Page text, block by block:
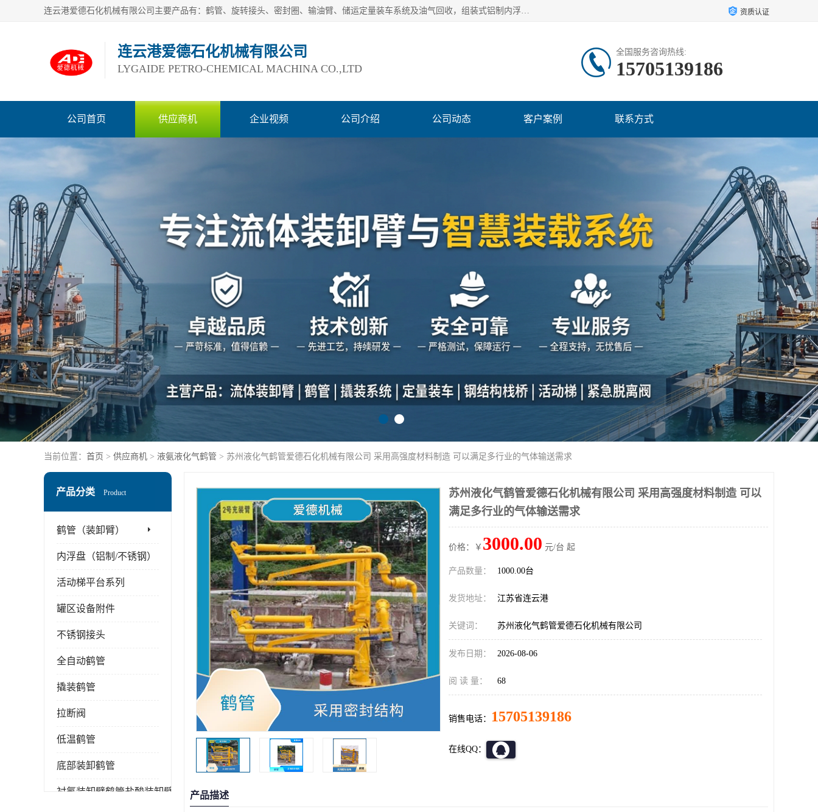
连云港爱德石化机械有限公司主要产品有：鹤管、旋转接头、密封圈、输油臂、储运定量装车系统及油气回收，组装式铝制内浮盘及油罐附件、钢结构栈桥/平台、活动梯、紧急脱离拉断阀等。完备的制造和检测手段以及高素质的员工确保了产品的质量。 资质认证
连云港爱德石化机械有限公司
LYGAIDE PETRO-CHEMICAL MACHINA CO.,LTD
全国服务咨询热线:
15705139186
公司首页 供应商机 企业视频 公司介绍 公司动态 客户案例 联系方式
当前位置： 首页 > 供应商机 > 液氨液化气鹤管 > 苏州液化气鹤管爱德石化机械有限公司 采用高强度材料制造 可以满足多行业的气体输送需求
产品分类 Product
鹤管（装卸臂）
内浮盘（铝制/不锈钢）
活动梯平台系列
罐区设备附件
不锈钢接头
全自动鹤管
撬装鹤管
拉断阀
低温鹤管
底部装卸鹤管
衬氟装卸臂鹤管盐酸装卸臂
苏州液化气鹤管爱德石化机械有限公司 采用高强度材料制造 可以
满足多行业的气体输送需求
价格：￥ 3000.00 元/台 起
产品数量： 1000.00台
发货地址： 江苏省连云港
关键词： 苏州液化气鹤管爱德石化机械有限公司
发布日期： 2026-08-06
阅 读 量： 68
销售电话： 15705139186
在线QQ：
产品描述